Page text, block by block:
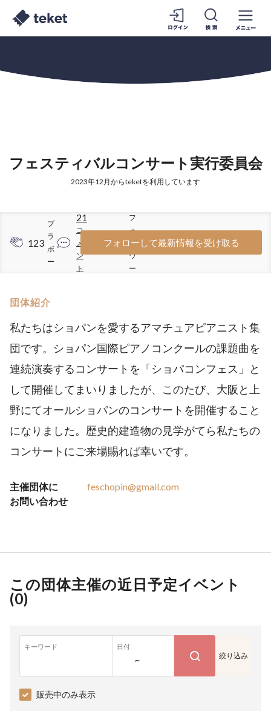
フェスティバルコンサート実行委員会
2023年12月からteketを利用しています
123
ブ
ラ
ボ
ー
21
コ
メ
ン
ト
246
フ
ォ
ロ
ワ
ー
フォローして最新情報を受け取る
団体紹介
私たちはショパンを愛するアマチュアピアニスト集
団です。ショパン国際ピアノコンクールの課題曲を
連続演奏するコンサートを「ショパコンフェス」と
して開催してまいりましたが、このたび、大阪と上
野にてオールショパンのコンサートを開催すること
になりました。歴史的建造物の見学がてら私たちの
コンサートにご来場賜れば幸いです。
主催団体に
お問い合わせ
feschopin@gmail.com
この団体主催の近日予定イベント
(0)
キーワード 日付
~ 絞り込み
販売中のみ表示